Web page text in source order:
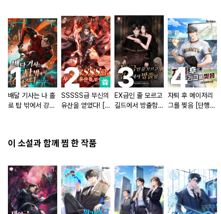
배달 기사는 나 홀
로 탑 밖에서 강해
SSSSS급 무신의
유산을 얻었다! [단
EX급인 줄 모르고
길드에서 방출함
자퇴 후 메이저리
그를 찢음 [단행
이 소설과 함께 찜 한 작품